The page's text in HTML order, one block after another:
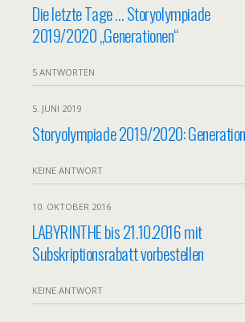
Die letzte Tage … Storyolympiade
2019/2020 „Generationen“
5 ANTWORTEN
5. JUNI 2019
Storyolympiade 2019/2020:
KEINE ANTWORT
10. OKTOBER 2016
LABYRINTHE bis 21.10.2016 mit
Subskriptionsrabatt vorbestellen
KEINE ANTWORT